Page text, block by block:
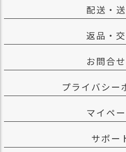
配送・
返品・
お問合
プライバシー
マイペ
サポー